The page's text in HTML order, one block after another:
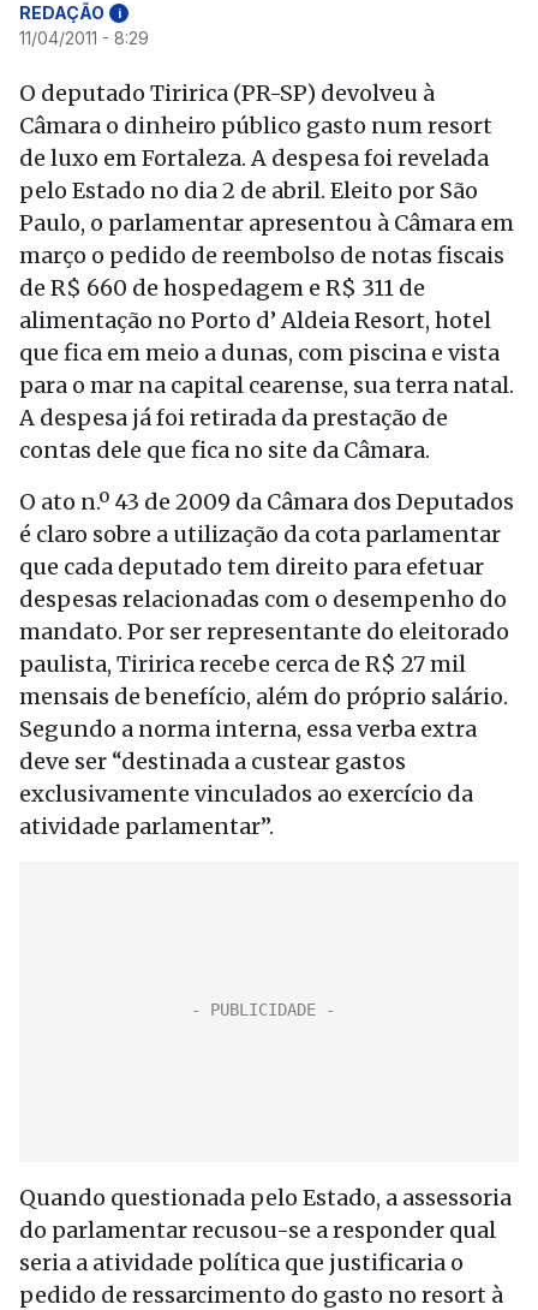
REDAÇÃO i
11/04/2011 - 8:29
O deputado Tiririca (PR-SP) devolveu à
Câmara o dinheiro público gasto num resort
de luxo em Fortaleza. A despesa foi revelada
pelo Estado no dia 2 de abril. Eleito por São
Paulo, o parlamentar apresentou à Câmara em
março o pedido de reembolso de notas fiscais
de R$ 660 de hospedagem e R$ 311 de
alimentação no Porto d’ Aldeia Resort, hotel
que fica em meio a dunas, com piscina e vista
para o mar na capital cearense, sua terra natal.
A despesa já foi retirada da prestação de
contas dele que fica no site da Câmara.
O ato n.º 43 de 2009 da Câmara dos Deputados
é claro sobre a utilização da cota parlamentar
que cada deputado tem direito para efetuar
despesas relacionadas com o desempenho do
mandato. Por ser representante do eleitorado
paulista, Tiririca recebe cerca de R$ 27 mil
mensais de benefício, além do próprio salário.
Segundo a norma interna, essa verba extra
deve ser “destinada a custear gastos
exclusivamente vinculados ao exercício da
atividade parlamentar”.
Quando questionada pelo Estado, a assessoria
do parlamentar recusou-se a responder qual
seria a atividade política que justificaria o
pedido de ressarcimento do gasto no resort à